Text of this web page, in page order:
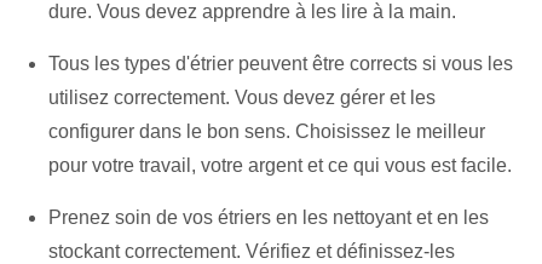
dure. Vous devez apprendre à les lire à la main.
Tous les types d'étrier peuvent être corrects si vous les
utilisez correctement. Vous devez gérer et les
configurer dans le bon sens. Choisissez le meilleur
pour votre travail, votre argent et ce qui vous est facile.
Prenez soin de vos étriers en les nettoyant et en les
stockant correctement. Vérifiez et définissez-les